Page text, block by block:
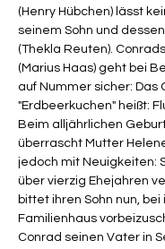
(Henry Hübchen) lässt
seinem Sohn und
(Thekla Reuten).
(Marius Haas) geht bei
auf Nummer sicher: Das
"Erdbeerkuchen" heißt:
Beim alljährlichen
überrascht Mutter
jedoch mit Neuigkeiten:
über vierzig Ehejahren
bittet ihren Sohn nun, bei
Familienhaus
Conrad seinen Vater in